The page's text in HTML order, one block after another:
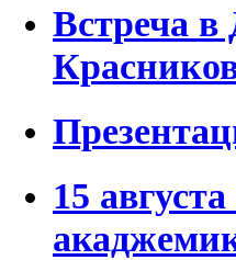
Встреча
15